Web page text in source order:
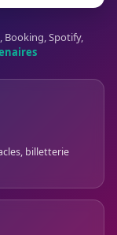
Booking, Spotify,
billetterie